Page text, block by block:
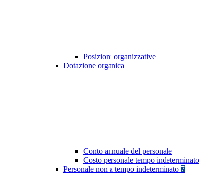
Posizioni organizzative
Dotazione organica
Conto annuale del personale
Costo personale tempo indeterminato
Personale non a tempo indeterminato 7